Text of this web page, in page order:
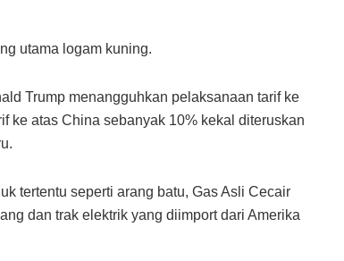
utama logam kuning.
Trump menangguhkan pelaksanaan tarif ke
ke atas China sebanyak 10% kekal diteruskan
tertentu seperti arang batu, Gas Asli Cecair
dan trak elektrik yang diimport dari Amerika